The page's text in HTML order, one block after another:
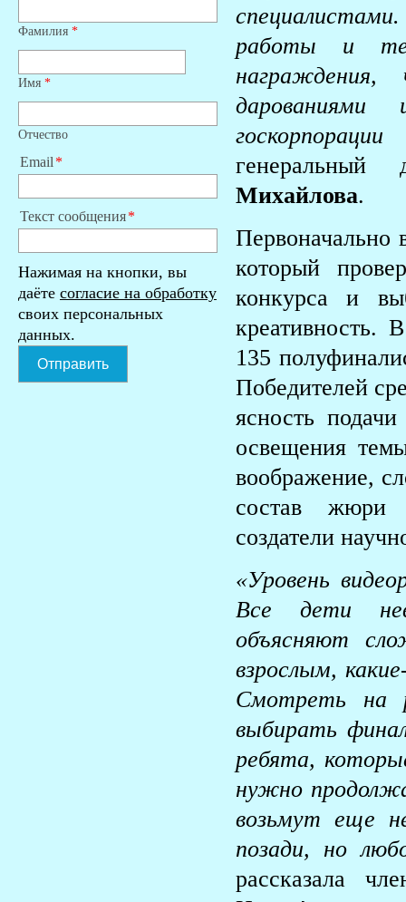
Фамилия *
Имя *
Отчество
Email
Текст сообщения
Нажимая на кнопки, вы
даёте согласие на обработку
своих персональных
данных.
Отправить
работы и
Михайлова.
Первоначально
который
конкурса и
креативность.
135
Победителей
ясность
освещения
воображение,
состав жюри
создатели
«Уровень
Все дети
объясняют
взрослым,
Смотреть на
выбирать
ребята,
нужно
возьмут еще
позади, но
рассказала